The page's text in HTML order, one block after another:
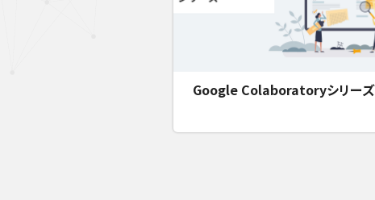
Google Colaboratoryシリーズ